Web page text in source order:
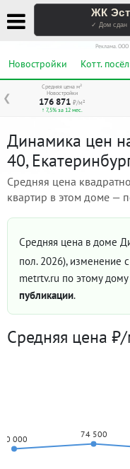
ЖК
✓ Дом сдан
Реклама.
Новостройки Котт.
❮
Средняя цена м²
Новостройки
176 871 ₽/м²
↑ 7,5% за 12 мес.
Динамика цен
40,
Средняя цена
квартир в этом доме —
Средняя цена в доме
пол. 2026), изменение
metrtv.ru по этому
публикации.
Средняя цена
70 000 74 500